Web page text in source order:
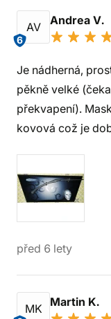
AV
6
Andrea V.
Je nádherná,
pěkně velké
překvapení).
kovová což je
před 6 lety
MK Martin K.